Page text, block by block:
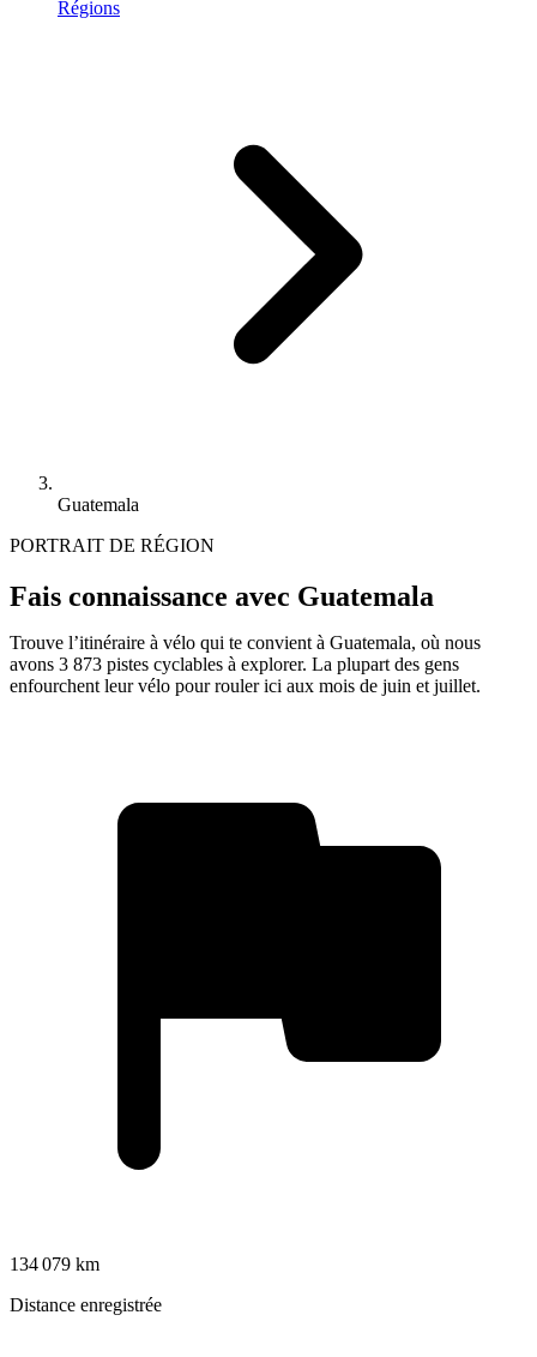
Régions
Guatemala
PORTRAIT DE RÉGION
Fais connaissance avec Guatemala
Trouve l’itinéraire à vélo qui te convient à Guatemala, où nous
avons 3 873 pistes cyclables à explorer. La plupart des gens
enfourchent leur vélo pour rouler ici aux mois de juin et juillet.
134 079 km
Distance enregistrée